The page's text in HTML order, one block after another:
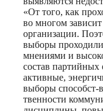
«От того, как
во многом
организации.
выборы проходили
мнениями и
состав
активные,
выборы способст-
твенности